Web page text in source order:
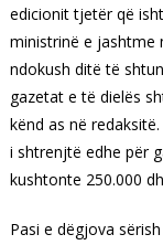
edicionit tjetër që
ministrinë e jashtme
ndokush ditë të
gazetat e të dielës
kënd as në
i shtrenjtë edhe për
kushtonte 250.000
Pasi e dëgjova